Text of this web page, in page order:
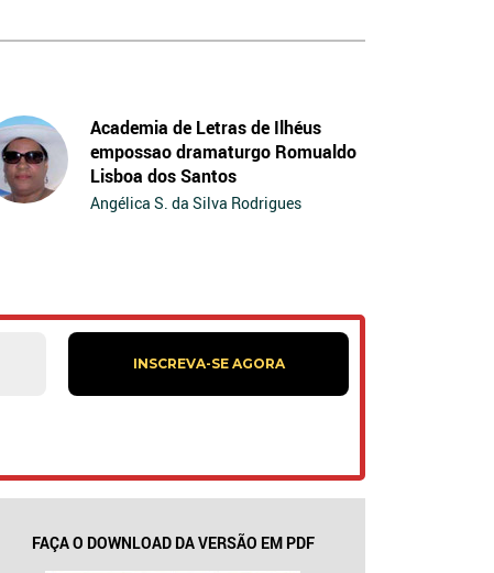
Academia de Letras de Ilhéus
empossao dramaturgo Romualdo
Lisboa dos Santos
Angélica S. da Silva Rodrigues
FAÇA O DOWNLOAD DA VERSÃO EM PDF